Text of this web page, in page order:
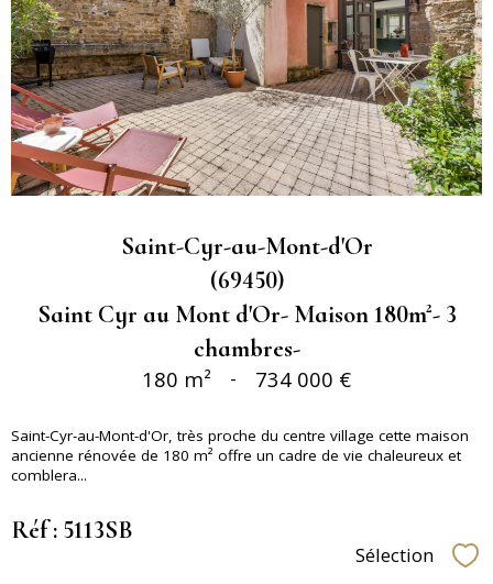
Saint-Cyr-au-Mont-d'Or
(69450)
Saint Cyr au Mont d'Or- Maison 180m²- 3
chambres-
180 m² - 734 000 €
Saint-Cyr-au-Mont-d'Or, très proche du centre village cette maison
ancienne rénovée de 180 m² offre un cadre de vie chaleureux et
comblera...
Réf : 5113SB
Sélection